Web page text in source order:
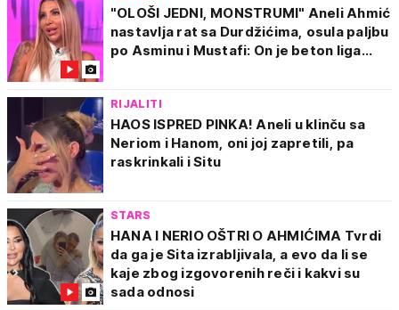
"OLOŠI JEDNI, MONSTRUMI" Aneli Ahmić
nastavlja rat sa Durdžićima, osula paljbu
po Asminu i Mustafi: On je beton liga...
RIJALITI
HAOS ISPRED PINKA! Aneli u klinču sa
Neriom i Hanom, oni joj zapretili, pa
raskrinkali i Situ
STARS
HANA I NERIO OŠTRI O AHMIĆIMA Tvrdi
da ga je Sita izrabljivala, a evo da li se
kaje zbog izgovorenih reči i kakvi su
sada odnosi